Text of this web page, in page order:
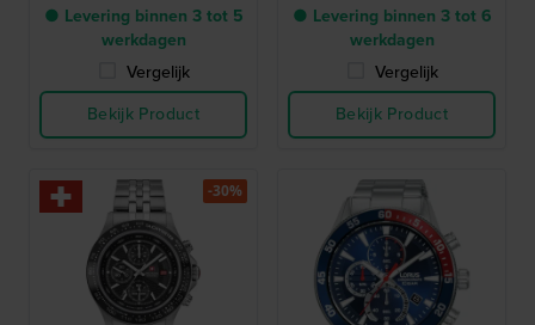
● Levering binnen 3 tot 5
werkdagen
Vergelijk
Bekijk Product
● Levering binnen 3 tot 6
werkdagen
Vergelijk
Bekijk Product
-30%